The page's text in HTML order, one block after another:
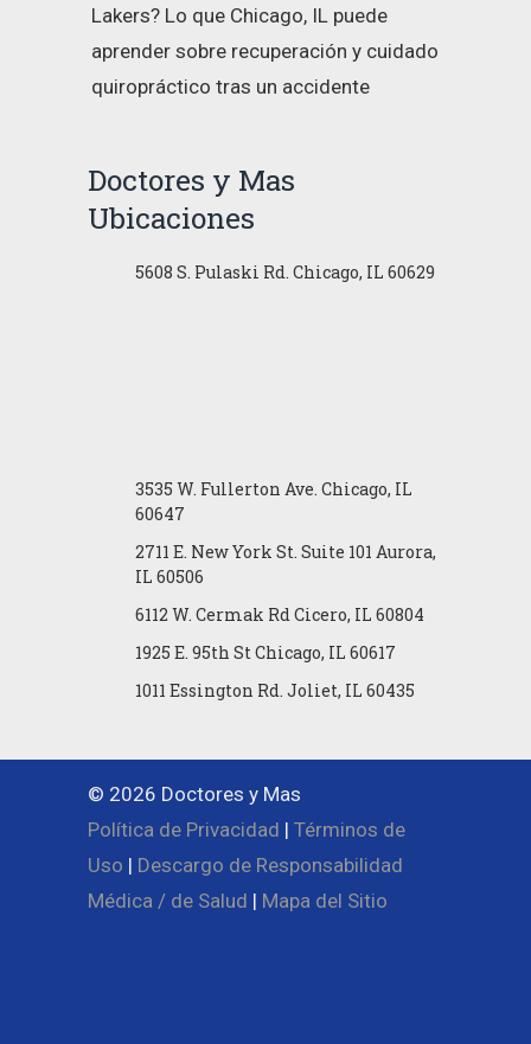
Lakers? Lo que Chicago, IL puede
aprender sobre recuperación y cuidado
quiropráctico tras un accidente
Doctores y Mas
Ubicaciones
5608 S. Pulaski Rd. Chicago, IL 60629
3535 W. Fullerton Ave. Chicago, IL
60647
2711 E. New York St. Suite 101 Aurora,
IL 60506
6112 W. Cermak Rd Cicero, IL 60804
1925 E. 95th St Chicago, IL 60617
1011 Essington Rd. Joliet, IL 60435
© 2026 Doctores y Mas
Política de Privacidad | Términos de
Uso | Descargo de Responsabilidad
Médica / de Salud | Mapa del Sitio